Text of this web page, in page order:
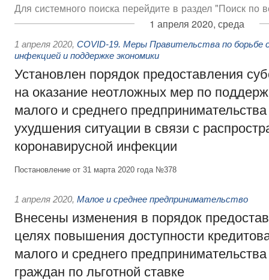
Для системного поиска перейдите в раздел "Поиск по
1 апреля 2020, среда
1 апреля 2020, COVID-19. Меры Правительства по борьбе
инфекцией и поддержке экономики
Установлен порядок предоставления
на оказание неотложных мер по
малого и среднего
ухудшения ситуации в связи с
коронавирусной инфекции
Постановление от 31 марта 2020 года №378
1 апреля 2020, Малое и среднее предпринимательство
Внесены изменения в порядок
целях повышения доступности
малого и среднего
граждан по льготной ставке